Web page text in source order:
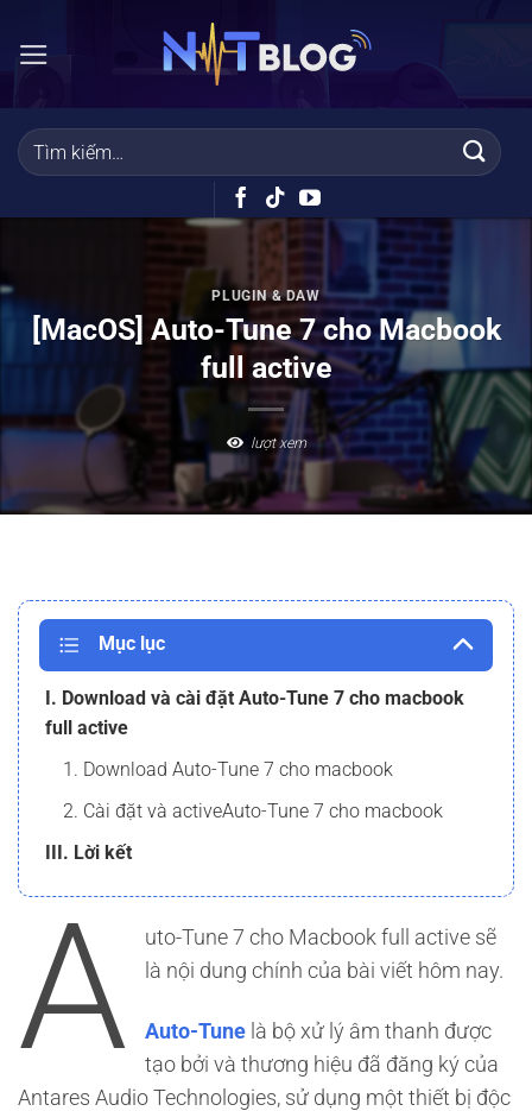
qua
dung
PLUGIN & DAW
[MacOS] Auto-Tune 7 cho Macbook
full active
lượt xem
Mục lục
I. Download và cài đặt Auto-Tune 7 cho macbook
full active
1. Download Auto-Tune 7 cho macbook
2. Cài đặt và activeAuto-Tune 7 cho macbook
III. Lời kết
A
uto-Tune 7 cho Macbook full active sẽ
là nội dung chính của bài viết hôm nay.
Auto-Tunelà bộ xử lý âm thanh được
tạo bởi và thương hiệu đã đăng ký của
Antares Audio Technologies, sử dụng một thiết bị độc